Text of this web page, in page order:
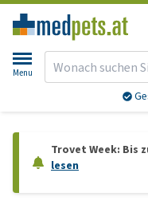
Menu
Trovet Week: Bis
lesen